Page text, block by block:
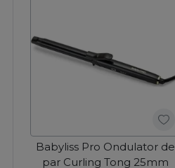
Babyliss Pro Ondulator de
par Curling Tong 25mm